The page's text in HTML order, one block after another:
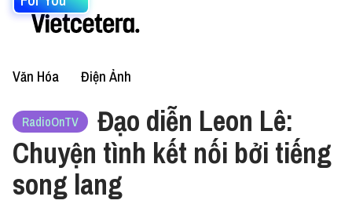
Văn Hóa Điện Ảnh
RadioOnTV
Đạo diễn Leon Lê:
Chuyện tình kết nối bởi tiếng
song lang